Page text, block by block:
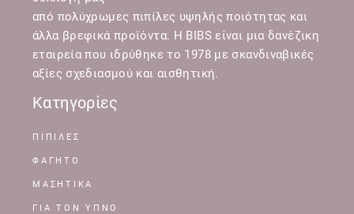
από πολύχρωμες πιπίλες υψηλής ποιότητας και
άλλα βρεφικά προϊόντα. Η BIBS είναι μια δανέζικη
εταιρεία που ιδρύθηκε το 1978 με σκανδιναβικές
αξίες σχεδιασμού και αισθητική.
Κατηγορίες
ΠΙΠΙΛΕΣ
ΦΑΓΗΤΟ
ΜΑΣΗΤΙΚΑ
ΓΙΑ ΤΟΝ ΥΠΝΟ